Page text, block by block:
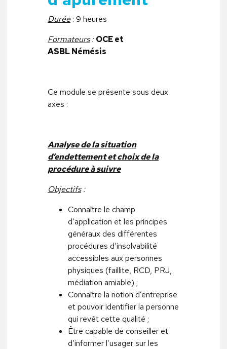
Durée : 9 heures
Formateurs: OCE et
ASBL Némésis
Ce module se présente sous deux
axes :
Analyse de la situation
d’endettement et choix de la
procédure à suivre
Objectifs:
Connaître le champ
d’application et les principes
généraux des différentes
procédures d’insolvabilité
accessibles aux personnes
physiques (faillite, RCD, PRJ,
médiation amiable) ;
Connaître la notion d’entreprise
et pouvoir identifier la personne
qui revêt cette qualité ;
Être capable de conseiller et
d’informer l’usager sur les